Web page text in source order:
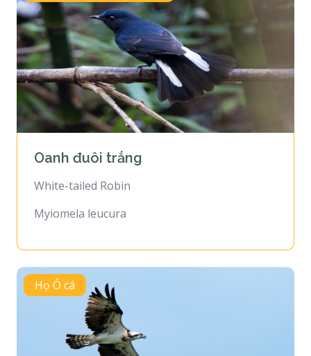
Oanh đuôi trắng
White-tailed Robin
Myiomela leucura
Họ Ó cá